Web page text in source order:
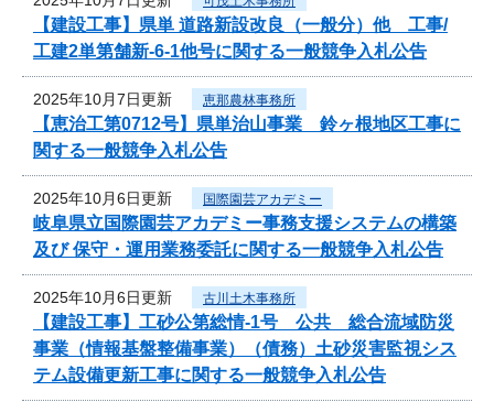
【建設工事】県単 道路新設改良（一般分）他 工事/
工建2単第舗新-6-1他号に関する一般競争入札公告
2025年10月7日更新 恵那農林事務所
【恵治工第0712号】県単治山事業 鈴ヶ根地区工事に
関する一般競争入札公告
2025年10月6日更新 国際園芸アカデミー
岐阜県立国際園芸アカデミー事務支援システムの構築
及び 保守・運用業務委託に関する一般競争入札公告
2025年10月6日更新 古川土木事務所
【建設工事】工砂公第総情-1号 公共 総合流域防災
事業（情報基盤整備事業）（債務）土砂災害監視シス
テム設備更新工事に関する一般競争入札公告